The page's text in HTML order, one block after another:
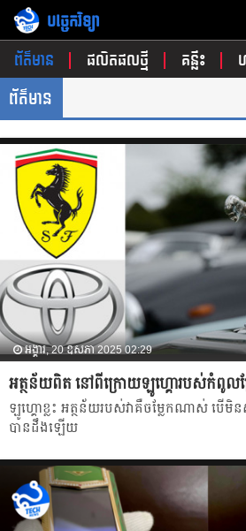
បច្ចេកវិទ្យា
ព័ត៌មាន ផលិតផលថ្មី គន្លឹះ
ព័ត៌មាន
អង្គារ, 20 ឧសភា 2025 02:29
អត្ថន័យពិត នៅពីក្រោយឡូហ្គោរបស់កំពូលប្
ឡូហ្គោខ្លះ អត្ថន័យរបស់វាគឺចម្លែកណាស់ បើមិនស
បានដឹងឡើយ